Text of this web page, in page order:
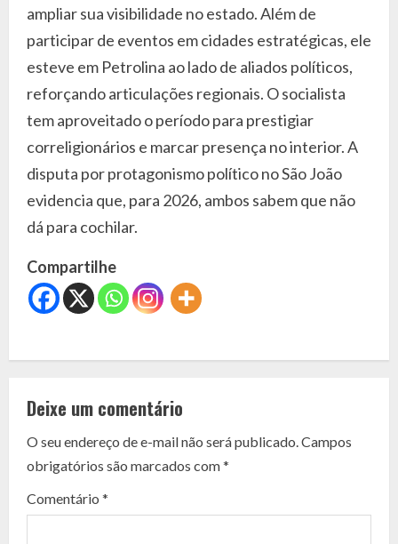
ampliar sua visibilidade no estado. Além de
participar de eventos em cidades estratégicas, ele
esteve em Petrolina ao lado de aliados políticos,
reforçando articulações regionais. O socialista
tem aproveitado o período para prestigiar
correligionários e marcar presença no interior. A
disputa por protagonismo político no São João
evidencia que, para 2026, ambos sabem que não
dá para cochilar.
Compartilhe
C
n
t
i
Deixe um comentário
O seu endereço de e-mail não será publicado.Campos
obrigatórios são marcados com*
Comentário *